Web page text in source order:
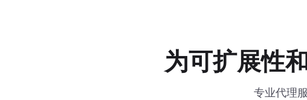
为可扩展性
专业代理